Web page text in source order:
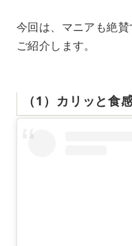
今回は、マニアも絶
ご紹介します。
（1）カリッと食